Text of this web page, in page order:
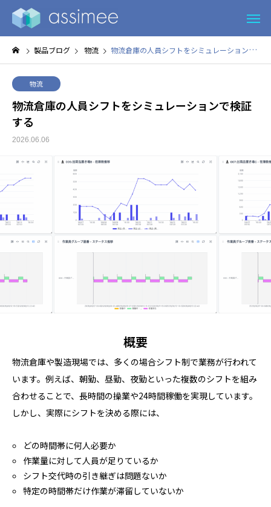
製品ブログ 物流 物流倉庫の人員シフトをシミュレーションで検証する
物流
物流倉庫の人員シフトをシミュレーションで検証
する
2026.06.06
概要
物流倉庫や製造現場では、多くの場合シフト制で業務が行われて
います。例えば、朝勤、昼勤、夜勤といった複数のシフトを組み
合わせることで、長時間の操業や24時間稼働を実現しています。
しかし、実際にシフトを決める際には、
どの時間帯に何人必要か
作業量に対して人員が足りているか
シフト交代時の引き継ぎは問題ないか
特定の時間帯だけ作業が滞留していないか